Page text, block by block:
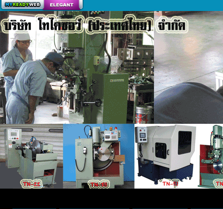
สร้างเว็บ